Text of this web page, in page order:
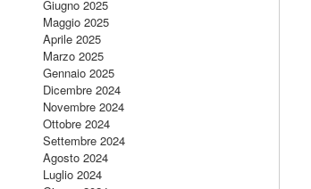
Giugno 2025
Maggio 2025
Aprile 2025
Marzo 2025
Gennaio 2025
Dicembre 2024
Novembre 2024
Ottobre 2024
Settembre 2024
Agosto 2024
Luglio 2024